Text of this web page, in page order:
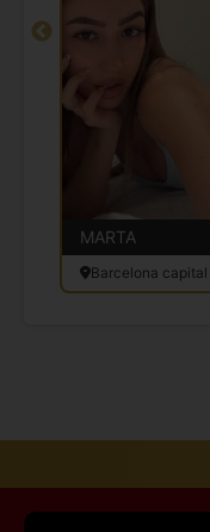
MARTA
Barcelona capital